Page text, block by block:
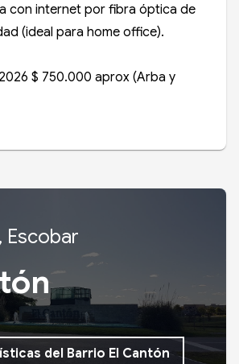
con internet por fibra óptica de
(ideal para home office).
$ 750.000 aprox (Arba y
Escobar
del Barrio El Cantón